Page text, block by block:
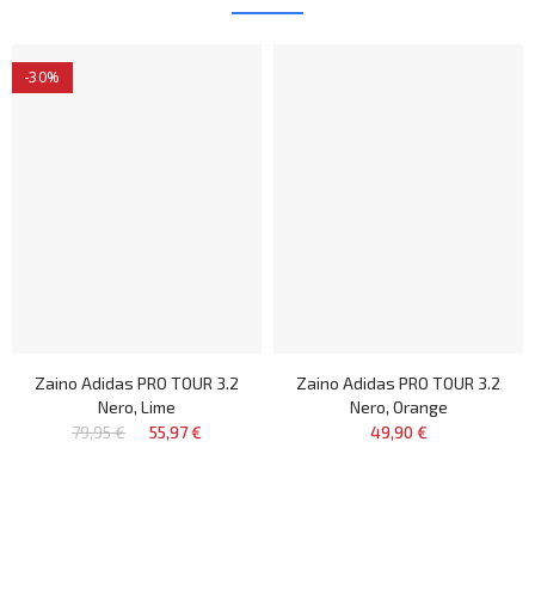
-30%
Zaino Adidas PRO TOUR 3.2
Nero, Lime
79,95 €
55,97 €
Zaino Adidas PRO TOUR 3.2
Nero, Orange
49,90 €